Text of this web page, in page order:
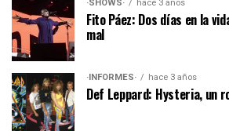
·SHOWS· hace 3 años
Fito Páez: Dos días en la
mal
·INFORMES· hace 3 años
Def Leppard: Hysteria, un